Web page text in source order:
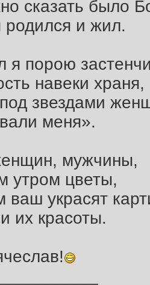
сказать было
родился и жил.
я порою
навеки храня,
звездами
меня».
мужчины,
утром цветы,
ваш украсят
их красоты.